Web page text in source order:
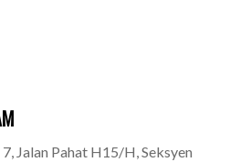
Jalan Pahat H15/H, Seksyen